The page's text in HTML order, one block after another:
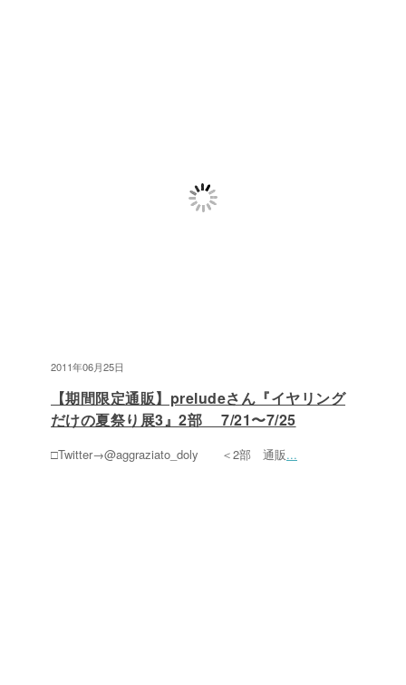
2011年06月25日
【期間限定通販】preludeさん『イヤリング
だけの夏祭り展3』2部 7/21〜7/25
□Twitter→@aggraziato_doly ＜2部 通販...